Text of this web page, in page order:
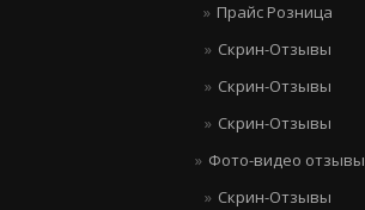
Прайс Розница
Скрин-Отзывы
Скрин-Отзывы
Скрин-Отзывы
Фото-видео отзывы
Скрин-Отзывы